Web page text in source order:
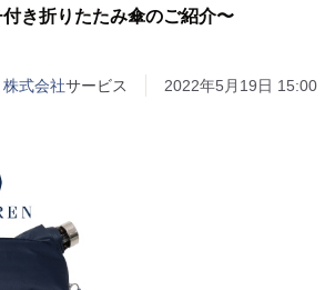
き折りたたみ傘のご紹介〜
株式会社サービス 2022年5月19日 15:00